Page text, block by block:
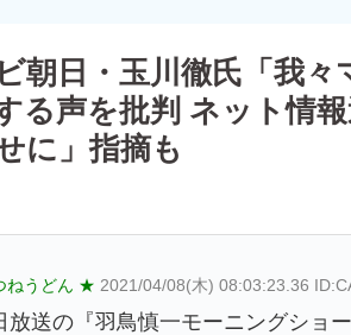
朝日・玉川徹氏「我
る声を批判 ネット情
に」指摘も
ねうどん ★ 2021/04/08(木) 08:03:23.36
送の『羽鳥慎一モーニングショ